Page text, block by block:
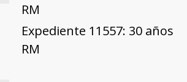
RM
Expediente 11557: 30 años
RM